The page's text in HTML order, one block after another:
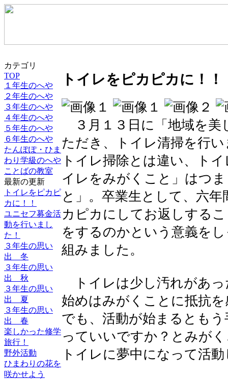
カテゴリ
TOP
１年生のへや
２年生のへや
３年生のへや
４年生のへや
５年生のへや
６年生のへや
たんぽぽ・ひま
わり学級のへや
ことばの教室
最新の更新
トイレをピカピ
カに！！
ユニセフ募金活
動を行いまし
た！
３年生の思い
出 冬
３年生の思い
出 秋
３年生の思い
出 夏
３年生の思い
出 春
楽しかった修学
旅行！
野外活動
ひまわりの花を
咲かせよう
トイレをピカピカに！！
３月１３日に「地域を美
ただき、トイレ清掃を行
トイレ掃除とは違い、ト
イレをみがくこと」はつ
と」。卒業生として、六
カピカにしてお返しする
をするのかという意義を
組みました。
トイレは少し汚れがあ
始めはみがくことに抵抗
でも、活動が始まるとも
っていいですか？とみが
トイレに夢中になって活